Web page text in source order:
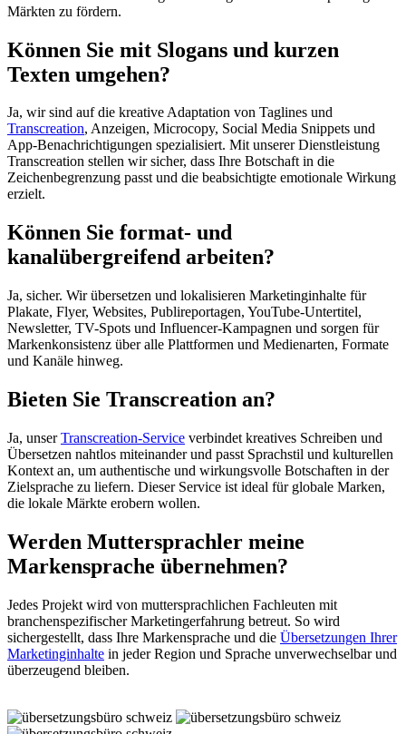
Märkten zu fördern.
Können Sie mit Slogans und kurzen
Texten umgehen?
Ja, wir sind auf die kreative Adaptation von Taglines und
Transcreation, Anzeigen, Microcopy, Social Media Snippets und
App-Benachrichtigungen spezialisiert. Mit unserer Dienstleistung
Transcreation stellen wir sicher, dass Ihre Botschaft in die
Zeichenbegrenzung passt und die beabsichtigte emotionale Wirkung
erzielt.
Können Sie format- und
kanalübergreifend arbeiten?
Ja, sicher. Wir übersetzen und lokalisieren Marketinginhalte für
Plakate, Flyer, Websites, Publireportagen, YouTube-Untertitel,
Newsletter, TV-Spots und Influencer-Kampagnen und sorgen für
Markenkonsistenz über alle Plattformen und Medienarten, Formate
und Kanäle hinweg.
Bieten Sie Transcreation an?
Ja, unserTranscreation-Service verbindet kreatives Schreiben und
Übersetzen nahtlos miteinander und passt Sprachstil und kulturellen
Kontext an, um authentische und wirkungsvolle Botschaften in der
Zielsprache zu liefern. Dieser Service ist ideal für globale Marken,
die lokale Märkte erobern wollen.
Werden Muttersprachler meine
Markensprache übernehmen?
Jedes Projekt wird von muttersprachlichen Fachleuten mit
branchenspezifischer Marketingerfahrung betreut. So wird
sichergestellt, dass Ihre Markensprache und die Übersetzungen Ihrer
Marketinginhalte in jeder Region und Sprache unverwechselbar und
überzeugend bleiben.